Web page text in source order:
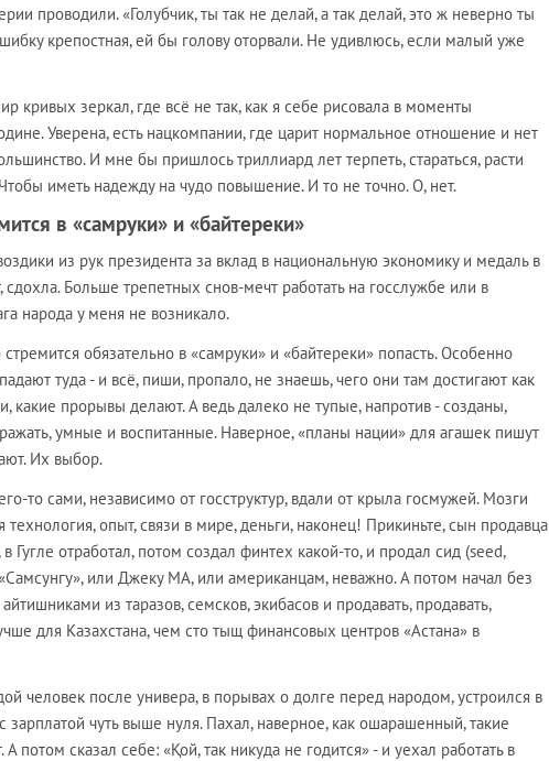
проводили. «Голубчик, ты так не делай, а так делай, это ж неверно ты
крепостная, ей бы голову оторвали. Не удивлюсь, если малый уже
кривых зеркал, где всё не так, как я себе рисовала в моменты
Уверена, есть нацкомпании, где царит нормальное отношение и нет
И мне бы пришлось триллиард лет терпеть, стараться, расти
иметь надежду на чудо повышение. И то не точно. О, нет.
в «самруки» и «байтереки»
из рук президента за вклад в национальную экономику и медаль в
сдохла. Больше трепетных снов-мечт работать на госслужбе или в
народа у меня не возникало.
обязательно в «самруки» и «байтереки» попасть. Особенно
туда - и всё, пиши, пропало, не знаешь, чего они там достигают как
какие прорывы делают. А ведь далеко не тупые, напротив - созданы,
умные и воспитанные. Наверное, «планы нации» для агашек пишут
Их выбор.
то сами, независимо от госструктур, вдали от крыла госмужей. Мозги
опыт, связи в мире, деньги, наконец! Прикиньте, сын продавца
Гугле отработал, потом создал финтех какой-то, и продал сид (seed,
«Самсунгу», или Джеку МА, или американцам, неважно. А потом начал без
из таразов, семсков, экибасов и продавать, продавать,
для Казахстана, чем сто тыщ финансовых центров «Астана» в
человек после универа, в порывах о долге перед народом, устроился в
зарплатой чуть выше нуля. Пахал, наверное, как ошарашенный, такие
потом сказал себе: «Қой, так никуда не годится» - и уехал работать в